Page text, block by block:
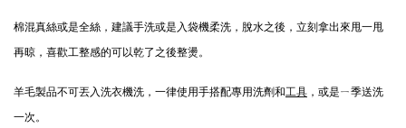
棉混真絲或是全絲，建議手洗或是入袋機柔洗，脫水之後，立刻拿出來甩一甩
再晾，喜歡工整感的可以乾了之後整燙。
羊毛製品不可丟入洗衣機洗，一律使用手搭配專用洗劑和工具 ，或是ㄧ季送洗
一次。